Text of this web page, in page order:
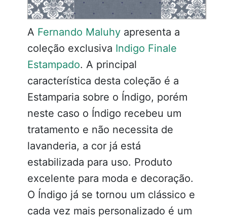
A Fernando Maluhy apresenta a
coleção exclusiva Indigo Finale
Estampado. A principal
característica desta coleção é a
Estamparia sobre o Índigo, porém
neste caso o Índigo recebeu um
tratamento e não necessita de
lavanderia, a cor já está
estabilizada para uso. Produto
excelente para moda e decoração.
O Índigo já se tornou um clássico e
cada vez mais personalizado é um